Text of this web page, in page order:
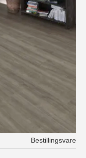
Bestillingsvare